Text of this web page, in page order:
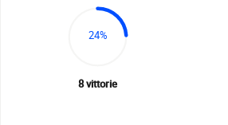
24%
8 vittorie